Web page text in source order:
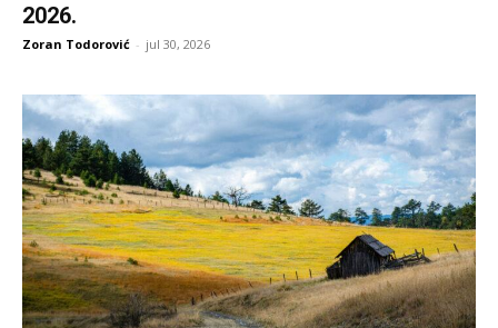
2026.
Zoran Todorović - jul 30, 2026